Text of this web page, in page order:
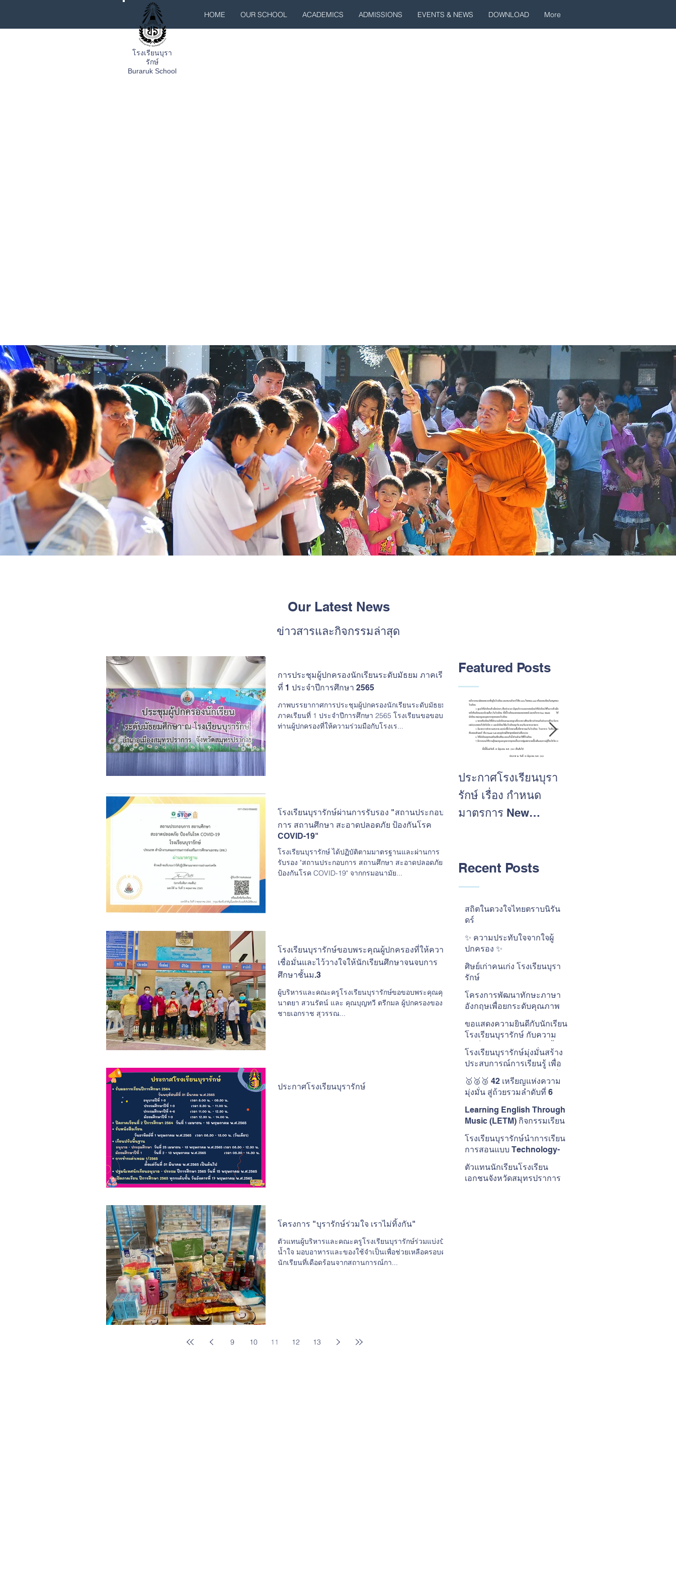
HOME OUR SCHOOL ACADEMICS ADMISSIONS EVENTS & NEWS DOWNLOAD More
โรงเรียนบุรา
รักษ์
Buraruk School
Our Latest News
ข่าวสารและกิจกรรมล่าสุด
Featured Posts
ประกาศโรงเรียนบุรา
รักษ์ เรื่อง กำหนด
มาตรการ New
2563
Recent Posts
สถิตในดวงใจไทยตราบนิรัน
ดร์
✨ ความประทับใจจากใจผู้
ปกครอง ✨
ศิษย์เก่าคนเก่ง โรงเรียนบุรา
รักษ์
โครงการพัฒนาทักษะภาษา
อังกฤษเพื่อยกระดับคุณภาพ
โรงเรียนบุรารักษ์
ขอแสดงความยินดีกับนักเรียน
โรงเรียนบุรารักษ์ กับความ
สำเร็จในการแข่งขันว่ายน้ำ
The ONE CUP #15
โรงเรียนบุรารักษ์มุ่งมั่นสร้าง
ประสบการณ์การเรียนรู้ เพื่อ
ศักยภาพในแบบของตนเอง
🥇🥈🥉 42 เหรียญแห่งความ
มุ่งมั่น สู่ถ้วยรวมลำดับที่ 6
Learning English Through
Music (LETM) กิจกรรมเรียน
ภาษาอังกฤษผ่านบทเพลงและ
เสียงดนตรี
โรงเรียนบุรารักษ์นำการเรียน
การสอนแบบ Technology-
Enabled Learning (TEL) มา
ใช้ในการพัฒนาการเรียนการ
สอนวิชาภาษาอังกฤษ
ตัวแทนนักเรียนโรงเรียน
เอกชนจังหวัดสมุทรปราการ
การประชุมผู้ปกครองนักเรียนระดับมัธยม ภาคเรียน
ที่ 1 ประจำปีการศึกษา 2565
ภาพบรรยากาศการประชุมผู้ปกครองนักเรียนระดับมัธยม
ภาคเรียนที่ 1 ประจำปีการศึกษา 2565 โรงเรียนขอขอบคุณ
ท่านผู้ปกครองที่ให้ความร่วมมือกับโรงเร...
โรงเรียนบุรารักษ์ผ่านการรับรอง "สถานประกอบ
การ สถานศึกษา สะอาดปลอดภัย ป้องกันโรค
COVID-19"
โรงเรียนบุรารักษ์ ได้ปฏิบัติตามมาตรฐานและผ่านการ
รับรอง "สถานประกอบการ สถานศึกษา สะอาดปลอดภัย
ป้องกันโรค COVID-19" จากกรมอนามัย...
โรงเรียนบุรารักษ์ขอบพระคุณผู้ปกครองที่ให้ความ
เชื่อมั่นและไว้วางใจให้นักเรียนศึกษาจนจบการ
ศึกษาชั้นม.3
ผู้บริหารและคณะครูโรงเรียนบุรารักษ์ขอขอบพระคุณคุณ
นาตยา สวนรัตน์ และ คุณบุญทวี ตรีกมล ผู้ปกครองของเด็ก
ชายเอกราช สุวรรณ...
ประกาศโรงเรียนบุรารักษ์
โครงการ "บุรารักษ์ร่วมใจ เราไม่ทิ้งกัน"
ตัวแทนผู้บริหารและคณะครูโรงเรียนบุรารักษ์ร่วมแบ่งปัน
น้ำใจ มอบอาหารและของใช้จำเป็นเพื่อช่วยเหลือครอบครัว
นักเรียนที่เดือดร้อนจากสถานการณ์กา...
9 10 11 12 13